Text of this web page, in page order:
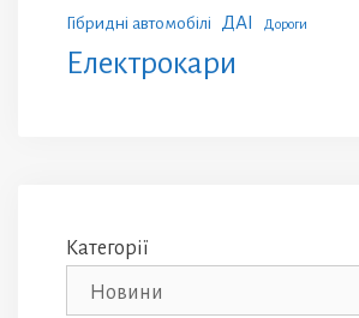
Гібридні автомобілі ДАІ Дороги
Електрокари
Категорії